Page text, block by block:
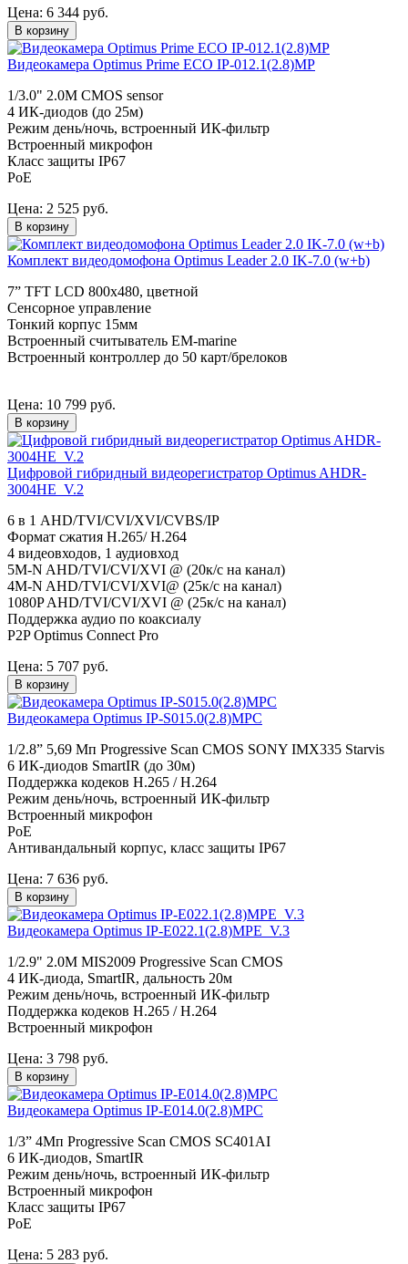
Цена: 6 344 руб.
В корзину
Видеокамера Optimus Prime ECO IP-012.1(2.8)MP
1/3.0" 2.0M CMOS sensor
4 ИК-диодов (до 25м)
Режим день/ночь, встроенный ИК-фильтр
Встроенный микрофон
Класс защиты IР67
PoE
Цена: 2 525 руб.
В корзину
Комплект видеодомофона Optimus Leader 2.0 IK-7.0 (w+b)
7” TFT LCD 800х480, цветной
Сенсорное управление
Тонкий корпус 15мм
Встроенный считыватель EM-marine
Встроенный контроллер до 50 карт/брелоков
Цена: 10 799 руб.
В корзину
Цифровой гибридный видеорегистратор Optimus AHDR-
3004HE_V.2
6 в 1 AHD/TVI/CVI/XVI/CVBS/IP
Формат сжатия H.265/ H.264
4 видеовходов, 1 аудиовход
5M-N AHD/TVI/CVI/XVI @ (20к/с на канал)
4M-N AHD/TVI/CVI/XVI@ (25к/с на канал)
1080P AHD/TVI/CVI/XVI @ (25к/с на канал)
Поддержка аудио по коаксиалу
P2P Optimus Connect Pro
Цена: 5 707 руб.
В корзину
Видеокамера Optimus IP-S015.0(2.8)MPC
1/2.8” 5,69 Мп Progressive Scan CMOS SONY IMX335 Starvis
6 ИК-диодов SmartIR (до 30м)
Поддержка кодеков H.265 / H.264
Режим день/ночь, встроенный ИК-фильтр
Встроенный микрофон
PoE
Антивандальный корпус, класс защиты IР67
Цена: 7 636 руб.
В корзину
Видеокамера Optimus IP-E022.1(2.8)MPE_V.3
1/2.9" 2.0M MIS2009 Progressive Scan CMOS
4 ИК-диода, SmartIR, дальность 20м
Режим день/ночь, встроенный ИК-фильтр
Поддержка кодеков H.265 / H.264
Встроенный микрофон
Цена: 3 798 руб.
В корзину
Видеокамера Optimus IP-E014.0(2.8)MPC
1/3” 4Мп Progressive Scan CMOS SC401AI
6 ИК-диодов, SmartIR
Режим день/ночь, встроенный ИК-фильтр
Встроенный микрофон
Класс защиты IР67
PoE
Цена: 5 283 руб.